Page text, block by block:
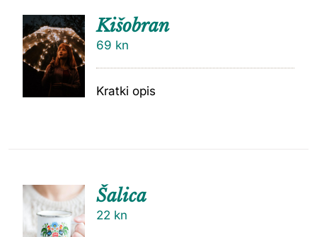
Kišobran
69 kn
Kratki opis
DODAJ
U
KOŠARI
Šalica
22 kn